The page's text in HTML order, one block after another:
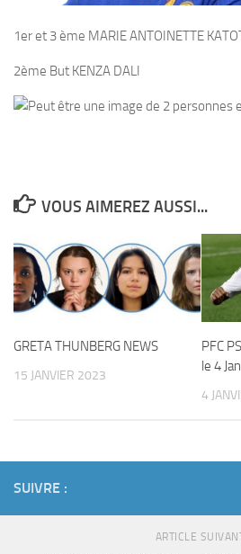
1er et 3 ème MARIE ANTOINETTE
2ème But KENZA DALI
VOUS AIMEREZ AUSSI...
GRETA THUNBERG NEWS
15 JANVIER 2023
PFC
le 4
4
SUIVRE :
ARTICLE